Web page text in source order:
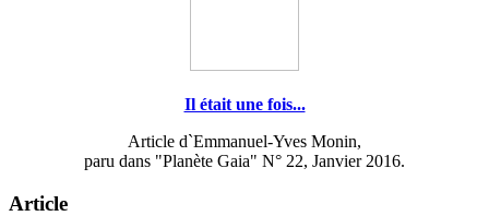
Il était une fois...
Article d`Emmanuel-Yves Monin,
paru dans "Planète Gaia" N° 22, Janvier 2016.
Article